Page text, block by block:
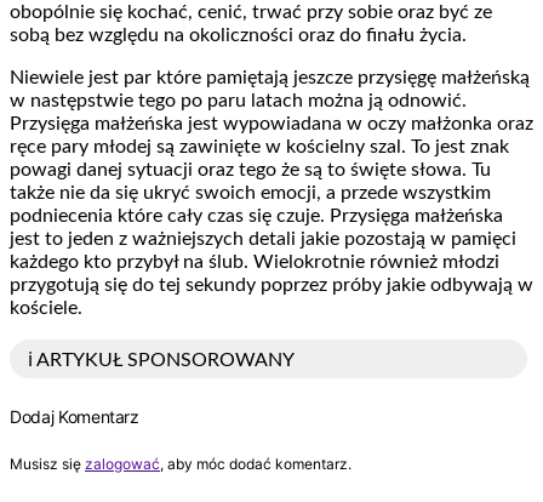
obopólnie się kochać, cenić, trwać przy sobie oraz być ze
sobą bez względu na okoliczności oraz do finału życia.
Niewiele jest par które pamiętają jeszcze przysięgę małżeńską
w następstwie tego po paru latach można ją odnowić.
Przysięga małżeńska jest wypowiadana w oczy małżonka oraz
ręce pary młodej są zawinięte w kościelny szal. To jest znak
powagi danej sytuacji oraz tego że są to święte słowa. Tu
także nie da się ukryć swoich emocji, a przede wszystkim
podniecenia które cały czas się czuje. Przysięga małżeńska
jest to jeden z ważniejszych detali jakie pozostają w pamięci
każdego kto przybył na ślub. Wielokrotnie również młodzi
przygotują się do tej sekundy poprzez próby jakie odbywają w
kościele.
ℹ️ ARTYKUŁ SPONSOROWANY
Dodaj Komentarz
Musisz się zalogować, aby móc dodać komentarz.